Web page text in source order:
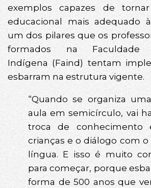
exemplos capazes de
educacional mais adequado
um dos pilares que os
formados na Faculdade
Indígena (Faind) tentam
esbarram na estrutura vigente.
“Quando se organiza
aula em semicírculo, vai
troca de conhecimento
crianças e o diálogo com o
língua. E isso é muito
para começar, porque
forma de 500 anos que